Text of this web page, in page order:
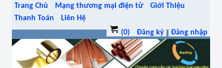
Trang Chủ Mạng thương mại điện tử
Giới Thiệu
Thanh Toán
Liên Hệ
(0)
Đăng ký Đăng nhập